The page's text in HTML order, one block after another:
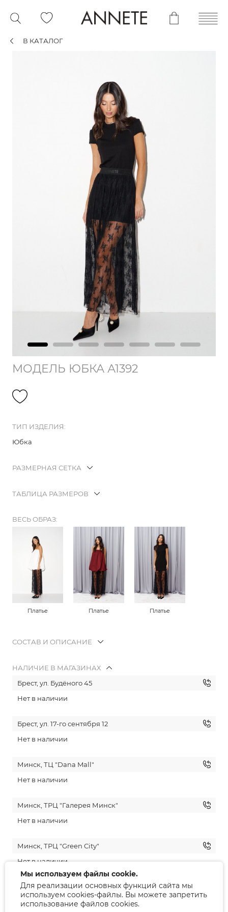
В КАТАЛОГ
МОДЕЛЬ ЮБКА А1392
ТИП ИЗДЕЛИЯ:
Юбка
РАЗМЕРНАЯ СЕТКА
ТАБЛИЦА РАЗМЕРОВ
ВЕСЬ ОБРАЗ:
Платье Платье Платье
СОСТАВ И ОПИСАНИЕ
НАЛИЧИЕ В МАГАЗИНАХ
Брест, ул. Будёного 45
Нет в наличии
Брест, ул. 17-го сентября 12
Нет в наличии
Минск, ТЦ "Dana Mall"
Нет в наличии
Минск, ТРЦ "Галерея Минск"
Нет в наличии
Минск, ТРЦ "Green City"
Нет в наличии
Гродно, ул. Советская 10
Нет в наличии
Мы используем файлы cookie.
Для реализации основных функций сайта мы
используем cookies-файлы. Вы можете запретить
использование файлов cookies.